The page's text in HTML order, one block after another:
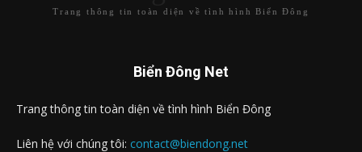
Trang thông tin toàn diện về tình hình Biển Đông
Biển Đông Net
Trang thông tin toàn diện về tình hình Biển Đông
Liên hệ với chúng tôi: contact@biendong.net